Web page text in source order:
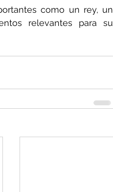
como un rey, un
relevantes para su